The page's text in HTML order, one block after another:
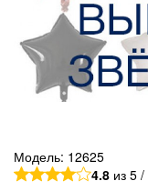
Модель: 12625
4.8 из 5 /